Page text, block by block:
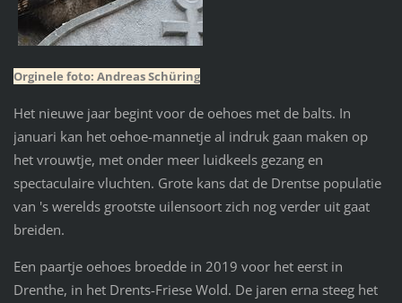
Orginele foto: Andreas Schüring
Het nieuwe jaar begint voor de oehoes met de balts. In
januari kan het oehoe-mannetje al indruk gaan maken op
het vrouwtje, met onder meer luidkeels gezang en
spectaculaire vluchten. Grote kans dat de Drentse populatie
van 's werelds grootste uilensoort zich nog verder uit gaat
breiden.
Een paartje oehoes broedde in 2019 voor het eerst in
Drenthe, in het Drents-Friese Wold. De jaren erna steeg het